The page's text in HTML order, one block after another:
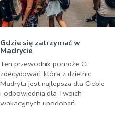
Gdzie się zatrzymać w
Madrycie
Ten przewodnik pomoże Ci
zdecydować, która z dzielnic
Madrytu jest najlepsza dla Ciebie
i odpowiednia dla Twoich
wakacyjnych upodobań